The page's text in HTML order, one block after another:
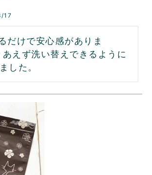
17
だけで安心感がありま
えず洗い替えできるように
した。